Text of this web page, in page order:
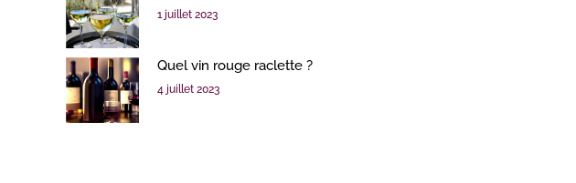
1 juillet 2023
Quel vin rouge raclette ?
4 juillet 2023